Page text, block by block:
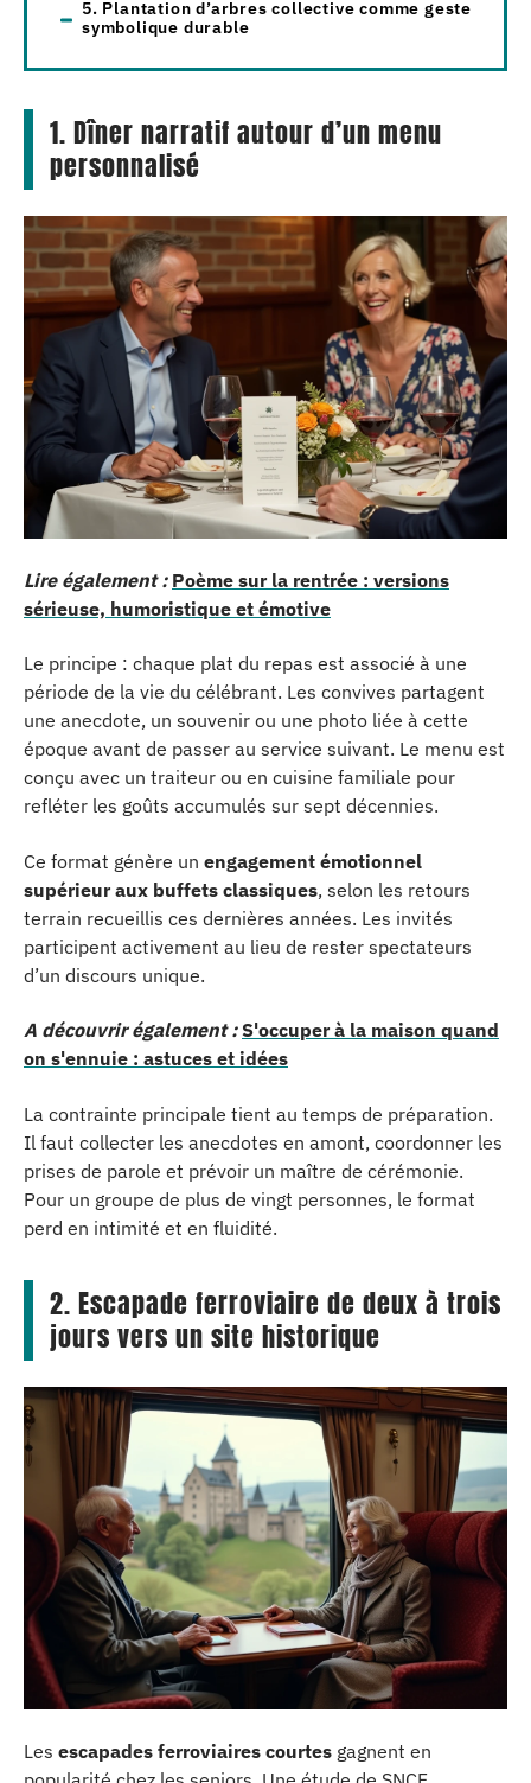
5. Plantation d’arbres collective comme geste
symbolique durable
1. Dîner narratif autour d’un menu
personnalisé
Lire également : Poème sur la rentrée : versions
sérieuse, humoristique et émotive
Le principe : chaque plat du repas est associé à une
période de la vie du célébrant. Les convives partagent
une anecdote, un souvenir ou une photo liée à cette
époque avant de passer au service suivant. Le menu est
conçu avec un traiteur ou en cuisine familiale pour
refléter les goûts accumulés sur sept décennies.
Ce format génère un engagement émotionnel
supérieur aux buffets classiques, selon les retours
terrain recueillis ces dernières années. Les invités
participent activement au lieu de rester spectateurs
d’un discours unique.
A découvrir également : S'occuper à la maison quand
on s'ennuie : astuces et idées
La contrainte principale tient au temps de préparation.
Il faut collecter les anecdotes en amont, coordonner les
prises de parole et prévoir un maître de cérémonie.
Pour un groupe de plus de vingt personnes, le format
perd en intimité et en fluidité.
2. Escapade ferroviaire de deux à trois
jours vers un site historique
Les escapades ferroviaires courtes gagnent en